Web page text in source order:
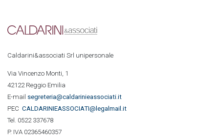
Caldarini&associati Srl unipersonale
Via Vincenzo Monti, 1
42122 Reggio Emilia
E-mail segreteria@caldarinieassociati.it
PEC CALDARINIEASSOCIATI@legalmail.it
Tel. 0522 337678
P. IVA 02365460357